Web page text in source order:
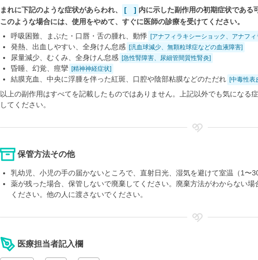
まれに下記のような症状があらわれ、
[ ] 内に示した副作用の初期症状である
このような場合には、使用をやめて、すぐに医師の診療を受けてください。
呼吸困難、まぶた・口唇・舌の腫れ、動悸 [アナフィラキシーショック、アナフィ
発熱、出血しやすい、全身けん怠感 [汎血球減少、無顆粒球症などの血液障害]
尿量減少、むくみ、全身けん怠感 [急性腎障害、尿細管間質性腎炎]
昏睡、幻覚、痙攣 [精神神経症状]
結膜充血、中央に浮腫を伴った紅斑、口腔や陰部粘膜などのただれ [中毒性表
以上の副作用はすべてを記載したものではありません。上記以外でも気になる
してください。
保管方法その他
乳幼児、小児の手の届かないところで、直射日光、湿気を避けて室温（1〜
薬が残った場合、保管しないで廃棄してください。廃棄方法がわからない
ください。他の人に渡さないでください。
医療担当者記入欄